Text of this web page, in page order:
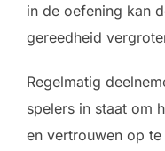
in de oefening kan
gereedheid
Regelmatig
spelers in staat om
en vertrouwen op